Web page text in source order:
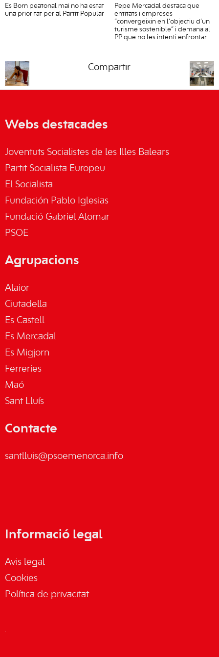
Es Born peatonal mai no ha estat
una prioritat per al Partit Popular
Pepe Mercadal destaca que
entitats i empreses
“convergeixin en l’objectiu d’un
turisme sostenible” i demana al
PP que no les intenti enfrontar
Compartir
Webs destacades
Joventuts Socialistes de les Illes Balears
Partit Socialista Europeu
El Socialista
Fundación Pablo Iglesias
Fundació Gabriel Alomar
PSOE
Agrupacions
Alaior
Ciutadella
Es Castell
Es Mercadal
Es Migjorn
Ferreries
Maó
Sant Lluís
Contacte
santlluis@psoemenorca.info
Informació legal
Avis legal
Cookies
Política de privacitat